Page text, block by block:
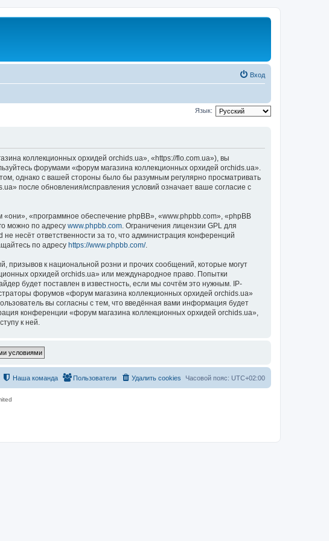
Вход
Язык:
коллекционных орхидей orchids.ua», «https://flo.com.ua»), вы
форумами «форум магазина коллекционных орхидей orchids.ua».
однако с вашей стороны было бы разумным регулярно просматривать
после обновления/исправления условий означает ваше согласие с
«программное обеспечение phpBB», «www.phpbb.com», «phpBB
можно по адресу www.phpbb.com . Ограничения лицензии GPL для
несёт ответственности за то, что администрация конференций
по адресу https://www.phpbb.com/.
призывов к национальной розни и прочих сообщений, которые могут
орхидей orchids.ua» или международное право. Попытки
будет поставлен в известность, если мы сочтём это нужным. IP-
форумов «форум магазина коллекционных орхидей orchids.ua»
вы согласны с тем, что введённая вами информация будет
конференции «форум магазина коллекционных орхидей orchids.ua»,
к ней.
Часовой пояс: UTC+02:00
Удалить cookies
Пользователи
Наша команда